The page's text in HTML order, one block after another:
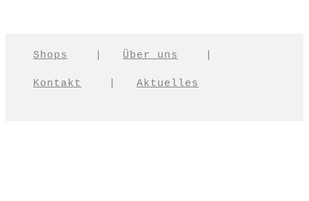
Shops Über uns
Kontakt Aktuelles